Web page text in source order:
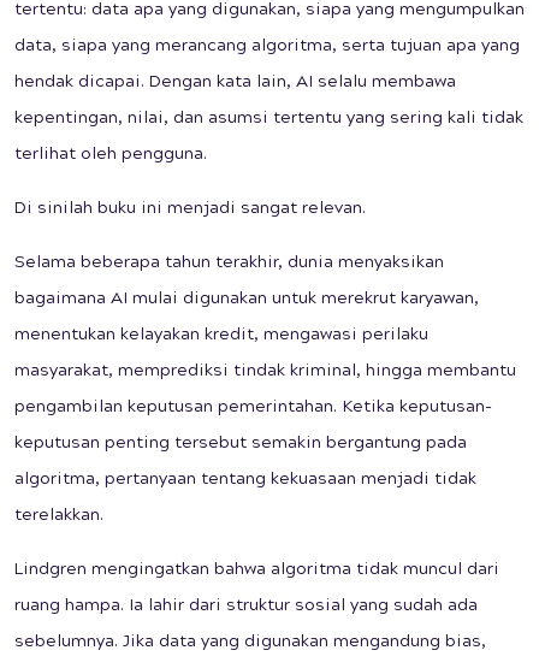
tertentu: data apa yang digunakan, siapa yang mengumpulkan
data, siapa yang merancang algoritma, serta tujuan apa yang
hendak dicapai. Dengan kata lain, AI selalu membawa
kepentingan, nilai, dan asumsi tertentu yang sering kali tidak
terlihat oleh pengguna.
Di sinilah buku ini menjadi sangat relevan.
Selama beberapa tahun terakhir, dunia menyaksikan
bagaimana AI mulai digunakan untuk merekrut karyawan,
menentukan kelayakan kredit, mengawasi perilaku
masyarakat, memprediksi tindak kriminal, hingga membantu
pengambilan keputusan pemerintahan. Ketika keputusan-
keputusan penting tersebut semakin bergantung pada
algoritma, pertanyaan tentang kekuasaan menjadi tidak
terelakkan.
Lindgren mengingatkan bahwa algoritma tidak muncul dari
ruang hampa. Ia lahir dari struktur sosial yang sudah ada
sebelumnya. Jika data yang digunakan mengandung bias,